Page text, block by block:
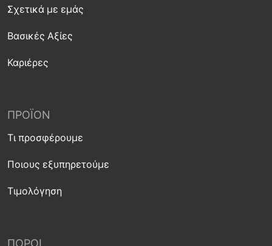
Σχετικά με εμάς
Βασικές Αξίες
Καριέρες
ΠΡΟΪΌΝ
Τι προσφέρουμε
Ποιους εξυπηρετούμε
Τιμολόγηση